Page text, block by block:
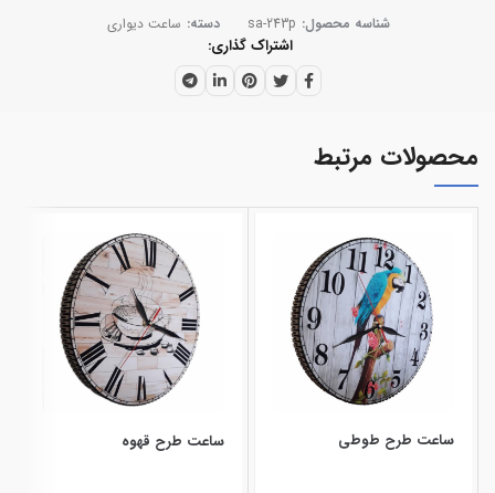
شناسه محصول: sa-243p دسته: ساعت دیواری
اشتراک گذاری
محصولات مرتبط
ساعت طرح طوطی ساعت طرح قهوه